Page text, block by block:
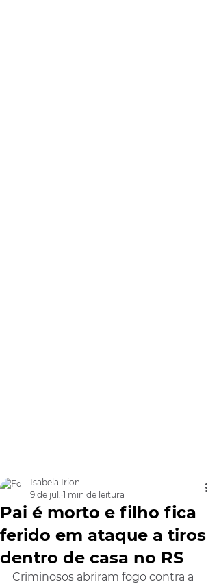
Pai é morto e filho fica
ferido em ataque a tiros
dentro de casa no RS
Isabela Irion
9 de jul. 1 min de leitura
Criminosos abriram fogo contra a